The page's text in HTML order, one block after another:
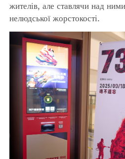
жителів, але ставлячи над
нелюдської жорстокості.